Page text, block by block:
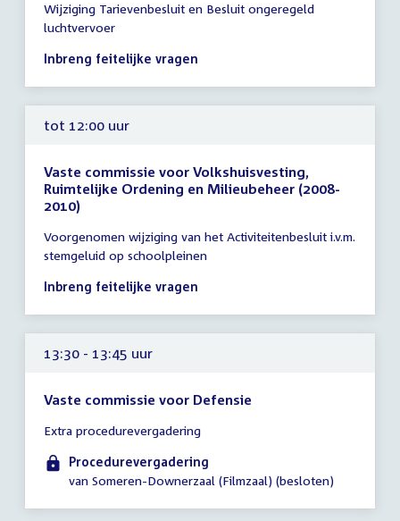
vergadering
tot
12:00
Wijziging Tarievenbesluit en Besluit ongeregeld
luchtvervoer
Inbreng feitelijke vragen
tot 12:00 uur
Vaste commissie voor Volkshuisvesting,
Ruimtelijke Ordening en Milieubeheer (2008-
2010)
vergadering
tot
12:00
Voorgenomen wijziging van het Activiteitenbesluit i.v.m.
stemgeluid op schoolpleinen
Inbreng feitelijke vragen
13:30 - 13:45 uur
Vaste commissie voor Defensie
vergadering
13:30
-
uur
Extra procedurevergadering
Procedurevergadering
van Someren-Downerzaal (Filmzaal) (besloten)